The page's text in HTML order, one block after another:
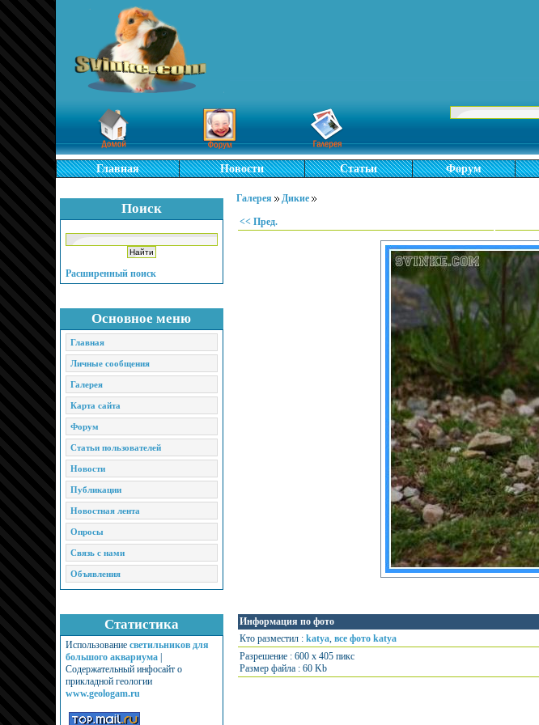
Главная Новости Статьи Форум
Поиск
Расширенный поиск
Основное меню
Главная
Личные сообщения
Галерея
Карта сайта
Форум
Статьи пользователей
Новости
Публикации
Новостная лента
Опросы
Связь с нами
Объявления
Статистика
Использование светильников для
большого аквариума|
Содержательный инфосайт о
прикладной геологии
www.geologam.ru
Галерея Дикие
<< Пред.
Информация по фото
Кто разместил : katya, все фото katya
Разрешение : 600 x 405 пикс
Размер файла : 60 Kb